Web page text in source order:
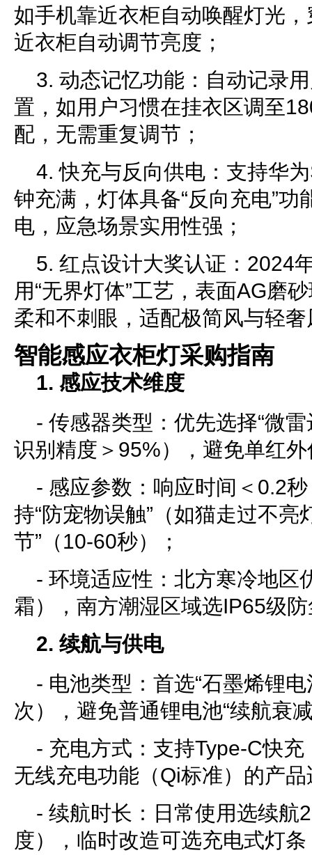
如手机靠近衣柜自动唤醒灯光
近衣柜自动调节亮度；
3. 动态记忆功能：自动记录
置，如用户习惯在挂衣区调至
配，无需重复调节；
4. 快充与反向供电：支持华
钟充满，灯体具备“反向充电”
电，应急场景实用性强；
5. 红点设计大奖认证：2024
用“无界灯体”工艺，表面AG磨
柔和不刺眼，适配极简风与轻
智能感应衣柜灯采购指南
1. 感应技术维度
- 传感器类型：优先选择“微
识别精度＞95%），避免单红外
- 感应参数：响应时间＜0.2
持“防宠物误触”（如猫走过不亮
节”（10-60秒）；
- 环境适应性：北方寒冷地区
霜），南方潮湿区域选IP65级
2. 续航与供电
- 电池类型：首选“石墨烯锂
次），避免普通锂电池“续航衰
- 充电方式：支持Type-C快
无线充电功能（Qi标准）的产
- 续航时长：日常使用选续航
度），临时改造可选充电式灯